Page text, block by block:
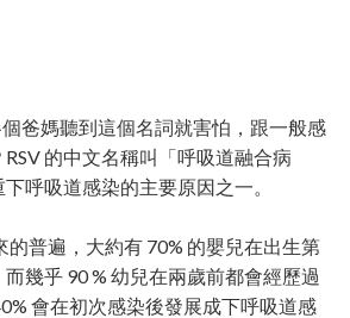
爸媽聽到這個名詞就害怕，跟一般感
的中文名稱叫「呼吸道融合病
呼吸道感染的主要原因之一。
的普遍，大約有 70% 的嬰兒在出生第
幾乎 90 % 幼兒在兩歲前都會經歷過
會在初次感染後發展成下呼吸道感